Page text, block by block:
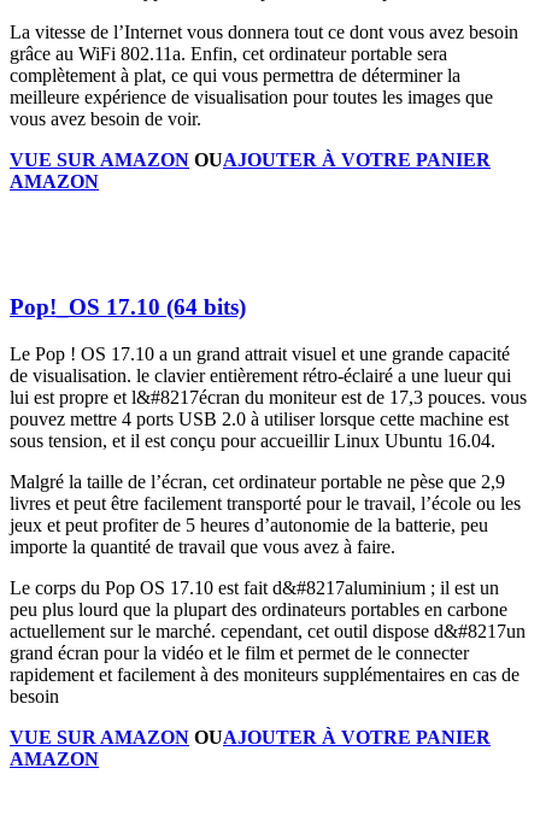
La vitesse de l’Internet vous donnera tout ce dont vous avez besoin
grâce au WiFi 802.11a. Enfin, cet ordinateur portable sera
complètement à plat, ce qui vous permettra de déterminer la
meilleure expérience de visualisation pour toutes les images que
vous avez besoin de voir.
VUE SUR AMAZON OUAJOUTER À VOTRE PANIER
AMAZON
Pop!_OS 17.10 (64 bits)
Le Pop ! OS 17.10 a un grand attrait visuel et une grande capacité
de visualisation. le clavier entièrement rétro-éclairé a une lueur qui
lui est propre et l&#8217écran du moniteur est de 17,3 pouces. vous
pouvez mettre 4 ports USB 2.0 à utiliser lorsque cette machine est
sous tension, et il est conçu pour accueillir Linux Ubuntu 16.04.
Malgré la taille de l’écran, cet ordinateur portable ne pèse que 2,9
livres et peut être facilement transporté pour le travail, l’école ou les
jeux et peut profiter de 5 heures d’autonomie de la batterie, peu
importe la quantité de travail que vous avez à faire.
Le corps du Pop OS 17.10 est fait d&#8217aluminium ; il est un
peu plus lourd que la plupart des ordinateurs portables en carbone
actuellement sur le marché. cependant, cet outil dispose d&#8217un
grand écran pour la vidéo et le film et permet de le connecter
rapidement et facilement à des moniteurs supplémentaires en cas de
besoin
VUE SUR AMAZON OUAJOUTER À VOTRE PANIER
AMAZON